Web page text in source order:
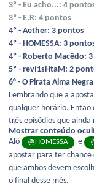
3º - Eu acho...: 4
3º - E.R: 4 pontos
4º - Aether: 3 pontos
4º - HOMESSA: 3
4º - Roberto Macêdo:
5º - revI1sHtaM: 2
6° - O Pirata Alma
Lembrando que a
qualquer horário. Então
três episódios que
Mostrar conteúdo
Alô
@HOMESSA e
apostar para ter
que ambos devem
o final desse mês.